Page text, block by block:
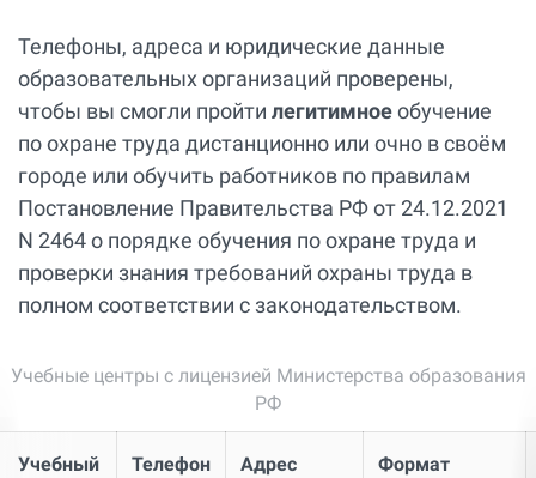
Телефоны, адреса и юридические данные
образовательных организаций проверены,
чтобы вы смогли пройти легитимноеобучение
по охране труда дистанционно или очно в своём
городе или обучить работников по правилам
Постановление Правительства РФ от 24.12.2021
N 2464 о порядке обучения по охране труда и
проверки знания требований охраны труда в
полном соответствии с законодательством.
Учебные центры с лицензией Министерства образования
РФ
Учебный
Телефон Адрес
Формат